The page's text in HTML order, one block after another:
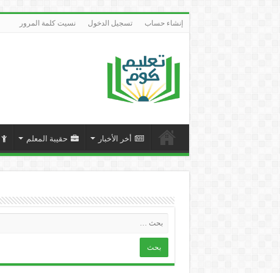
إنشاء حساب تسجيل الدخول نسيت كلمة المرور
أخر الأخبار حقيبة المعلم